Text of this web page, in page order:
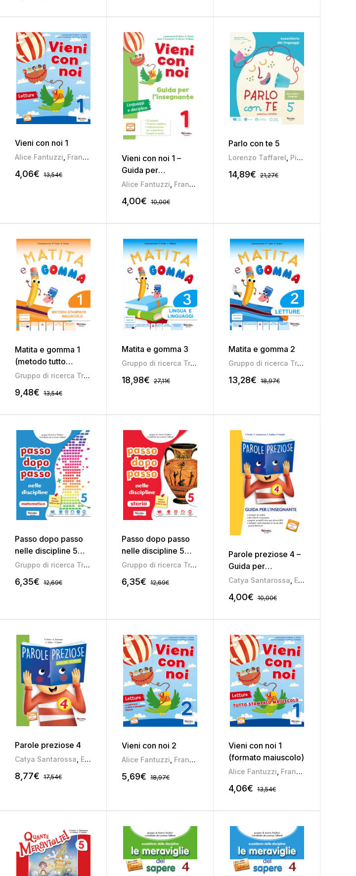
Vieni con noi 1
Alice Fantuzzi Francesca Casagrande ,Stefania Narder
4,06€ 13,54€
Vieni con noi 1 –
Guida per
l’insegnante
Alice Fantuzzi Francesca Casagrande
4,00€ 10,00€
Parlo con te 5
Lorenzo Taffarel Pierina Furlan
14,89€ 21,27€
Matita e gomma 1
(metodo tutto
maiuscolo)
Gruppo di ricerca Tredieci
9,48€ 13,54€
Matita e gomma 3
Gruppo di ricerca Tredieci
18,98€ 27,11€
Matita e gomma 2
Gruppo di ricerca Tredieci
13,28€ 18,97€
Passo dopo passo
nelle discipline 5
(area scientifica)
Gruppo di ricerca Tredieci
6,35€ 12,69€
Passo dopo passo
nelle discipline 5
(area antropologica)Gruppo di ricerca Tredieci
6,35€ 12,69€
Parole preziose 4 –
Guida per
l’insegnante
Catya Santarossa Elena Soldan
4,00€ 10,00€
,Pamela Soldati, Pierina Furlan
Parole preziose 4
Catya Santarossa Elena Soldan ,Pamela Soldati,Pierina Furlan
8,77€ 17,54€
Vieni con noi 2
Alice Fantuzzi Francesca Casagrande ,Stefania Narder
5,69€ 18,97€
Vieni con noi 1
(formato maiuscolo)
Alice Fantuzzi Francesca Casagrande
4,06€ 13,54€